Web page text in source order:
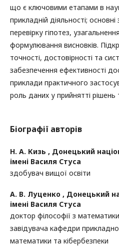
що є ключовими етапами в
прикладній діяльності;
перевірку гіпотез,
формулювання висновків.
точності, достовірності та
забезпечення ефективності
приклади практичного
роль даних у прийнятті рішень
Біографії авторів
Н. А. Кизь , Донецький
імені Василя Стуса
здобувач вищої освіти
А. В. Луценко , Донецький
імені Василя Стуса
доктор філософії з
завідувача кафедри
математики та кібербезпеки